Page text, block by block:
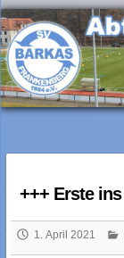
Skip
to
content
SV
+++ Erste
1. April 2021